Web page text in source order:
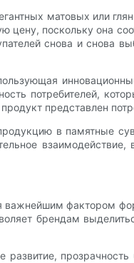
матовых или
поскольку она
снова и снова
потребителей,
представлен
в памятные
важнейшим фактором
брендам